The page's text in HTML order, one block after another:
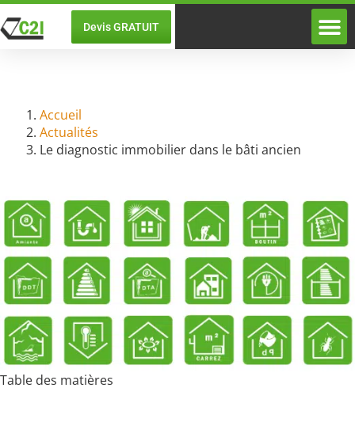
Devis GRATUIT
Accueil
Actualités
Le diagnostic immobilier dans le bâti ancien
Table des matières